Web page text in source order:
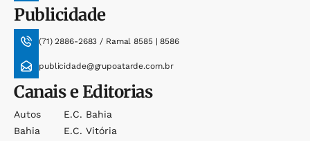
Publicidade
(71) 2886-2683 / Ramal 8585 | 8586
publicidade@grupoatarde.com.br
Canais e Editorias
Autos
Bahia
E.c. Bahia
E.c. Vitória